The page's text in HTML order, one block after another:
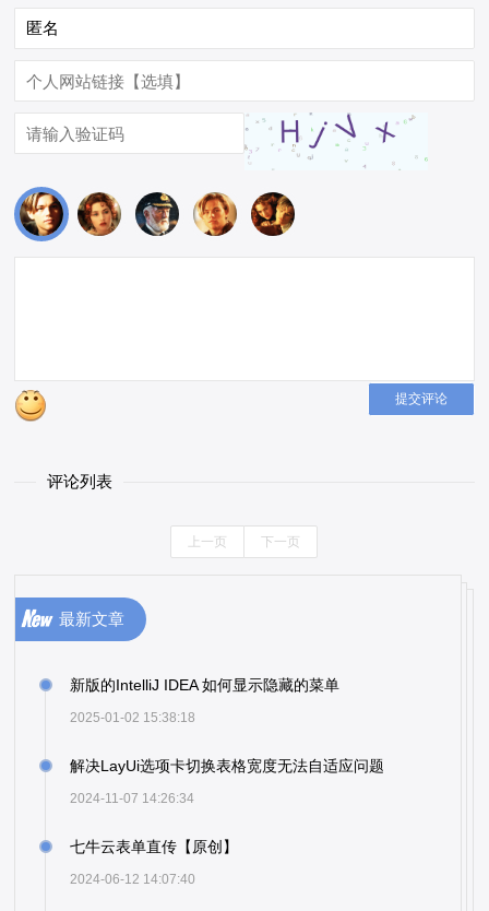
提交评论
评论列表
上一页 下一页
最新文章
新版的IntelliJ IDEA 如何显示隐藏的菜单
2025-01-02 15:38:18
解决LayUi选项卡切换表格宽度无法自适应问题
2024-11-07 14:26:34
七牛云表单直传【原创】
2024-06-12 14:07:40